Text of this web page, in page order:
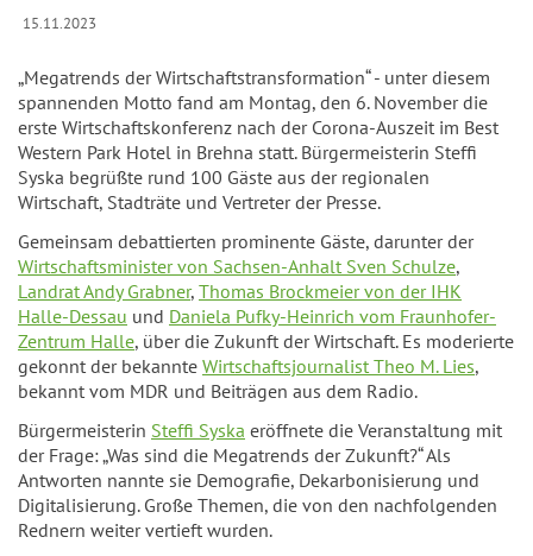
15.11.2023
„Megatrends der Wirtschaftstransformation“ - unter diesem
spannenden Motto fand am Montag, den 6. November die
erste Wirtschaftskonferenz nach der Corona-Auszeit im Best
Western Park Hotel in Brehna statt. Bürgermeisterin Steffi
Syska begrüßte rund 100 Gäste aus der regionalen
Wirtschaft, Stadträte und Vertreter der Presse.
Gemeinsam debattierten prominente Gäste, darunter der
Wirtschaftsminister von Sachsen-Anhalt Sven Schulze,
Landrat Andy Grabner, Thomas Brockmeier von der IHK
Halle-Dessau und Daniela Pufky-Heinrich vom Fraunhofer-
Zentrum Halle, über die Zukunft der Wirtschaft. Es moderierte
gekonnt der bekannte Wirtschaftsjournalist Theo M. Lies,
bekannt vom MDR und Beiträgen aus dem Radio.
Bürgermeisterin Steffi Syska eröffnete die Veranstaltung mit
der Frage: „Was sind die Megatrends der Zukunft?“ Als
Antworten nannte sie Demografie, Dekarbonisierung und
Digitalisierung. Große Themen, die von den nachfolgenden
Rednern weiter vertieft wurden.